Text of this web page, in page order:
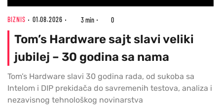
BIZNIS 01.08.2026 3 min 0
Tom’s Hardware sajt slavi veliki
jubilej – 30 godina sa nama
Tom’s Hardware slavi 30 godina rada, od sukoba sa
Intelom i DIP prekidača do savremenih testova, analiza i
nezavisnog tehnološkog novinarstva